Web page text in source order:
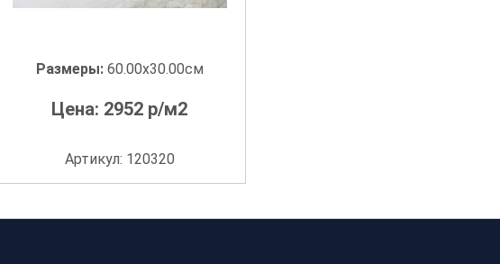
Размеры: 60.00x30.00см
Цена: 2952 р/м2
Артикул: 120320